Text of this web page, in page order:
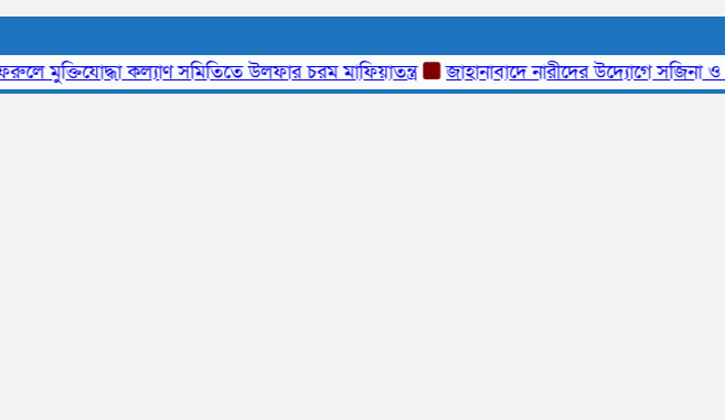
কল্যাণ সমিতিতে উলফার চরম মাফিয়াতন্ত্র
জাহানাবাদে নারীদের উদ্যোগে সজিনা ও